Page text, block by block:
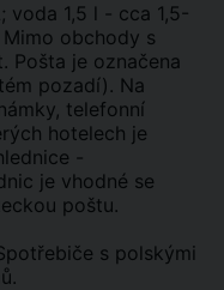
voda 1,5 l - cca 1,5-
obchody s
Pošta je označena
pozadí). Na
telefonní
hotelech je
-
je vhodné se
poštu.
s polskými